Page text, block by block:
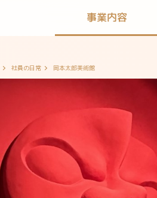
事業内容
社員の日常 岡本太郎美術館